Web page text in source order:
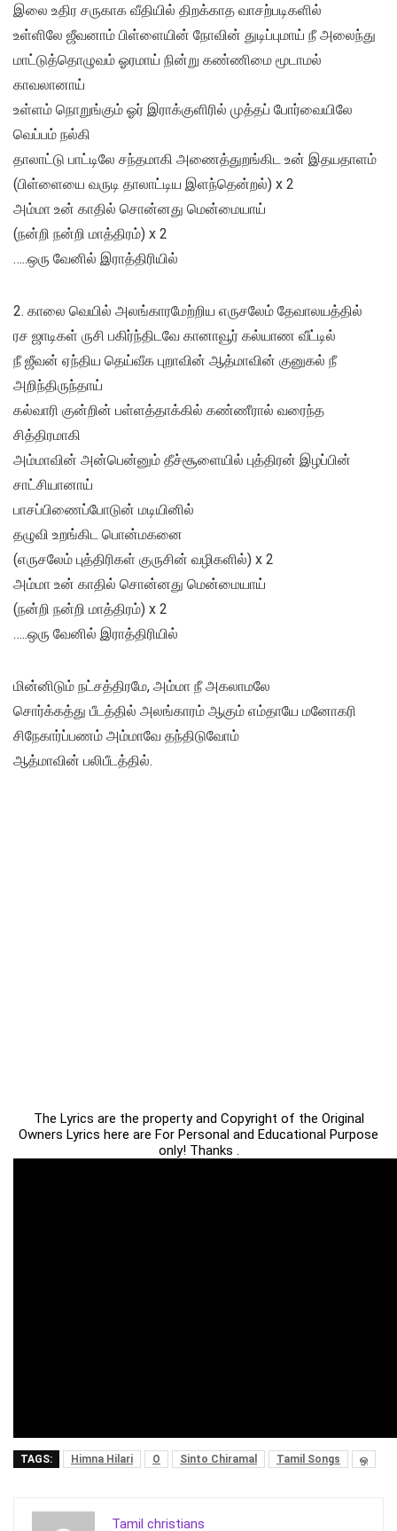
இலை உதிர சருகாக வீதியில் திறக்காத வாசற்படிகளில்
உள்ளிலே ஜீவனாம் பிள்ளையின் நோவின் துடிப்புமாய் நீ அலைந்து
மாட்டுத்தொழுவம் ஓரமாய் நின்று கண்ணிமை மூடாமல்
காவலானாய்
உள்ளம் நொறுங்கும் ஓர் இராக்குளிரில் முத்தப் போர்வையிலே
வெப்பம் நல்கி
தாலாட்டு பாட்டிலே சந்தமாகி அணைத்துறங்கிட உன் இதயதாளம்
(பிள்ளையை வருடி தாலாட்டிய இளந்தென்றல்) x 2
அம்மா உன் காதில் சொன்னது மென்மையாய்
(நன்றி நன்றி மாத்திரம்) x 2
…..ஒரு வேனில் இராத்திரியில்
2. காலை வெயில் அலங்காரமேற்றிய எருசலேம் தேவாலயத்தில்
ரச ஜாடிகள் ருசி பகிர்ந்திடவே கானாவூர் கல்யாண வீட்டில்
நீ ஜீவன் ஏந்திய தெய்வீக புறாவின் ஆத்மாவின் குனுகல் நீ
அறிந்திருந்தாய்
கல்வாரி குன்றின் பள்ளத்தாக்கில் கண்ணீரால் வரைந்த
சித்திரமாகி
அம்மாவின் அன்பென்னும் தீச்சூளையில் புத்திரன் இழப்பின்
சாட்சியானாய்
பாசப்பிணைப்போடுன் மடியினில்
தழுவி உறங்கிட பொன்மகனை
(எருசலேம் புத்திரிகள் குருசின் வழிகளில்) x 2
அம்மா உன் காதில் சொன்னது மென்மையாய்
(நன்றி நன்றி மாத்திரம்) x 2
…..ஒரு வேனில் இராத்திரியில்
மின்னிடும் நட்சத்திரமே, அம்மா நீ அகலாமலே
சொர்க்கத்து பீடத்தில் அலங்காரம் ஆகும் எம்தாயே மனோகரி
சிநேகார்ப்பணம் அம்மாவே தந்திடுவோம்
ஆத்மாவின் பலிபீடத்தில்.
The Lyrics are the property and Copyright of the Original
Owners Lyrics here are For Personal and Educational Purpose
only! Thanks .
TAGS: Himna Hilari O Sinto Chiramal Tamil Songs ஒ
Tamil christians